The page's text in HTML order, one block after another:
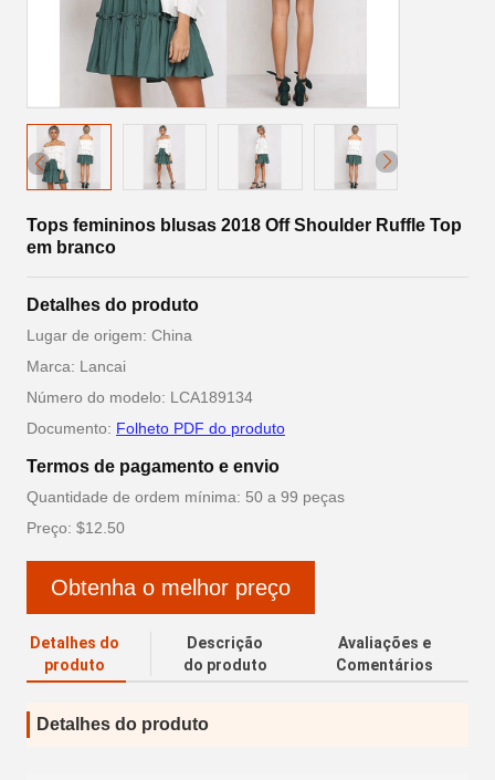
Tops femininos blusas 2018 Off Shoulder Ruffle Top
em branco
Detalhes do produto
Lugar de origem: China
Marca: Lancai
Número do modelo: LCA189134
Documento: Folheto PDF do produto
Termos de pagamento e envio
Quantidade de ordem mínima: 50 a 99 peças
Preço: $12.50
Obtenha o melhor preço
Detalhes do
produto
Descrição
do produto
Avaliações e
Comentários
Detalhes do produto